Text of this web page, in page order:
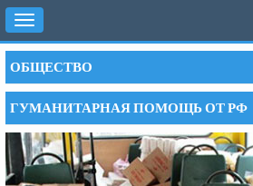
Toggle
navigation
ОБЩЕСТВО
ГУМАНИТАРНАЯ ПОМОЩЬ ОТ РФ